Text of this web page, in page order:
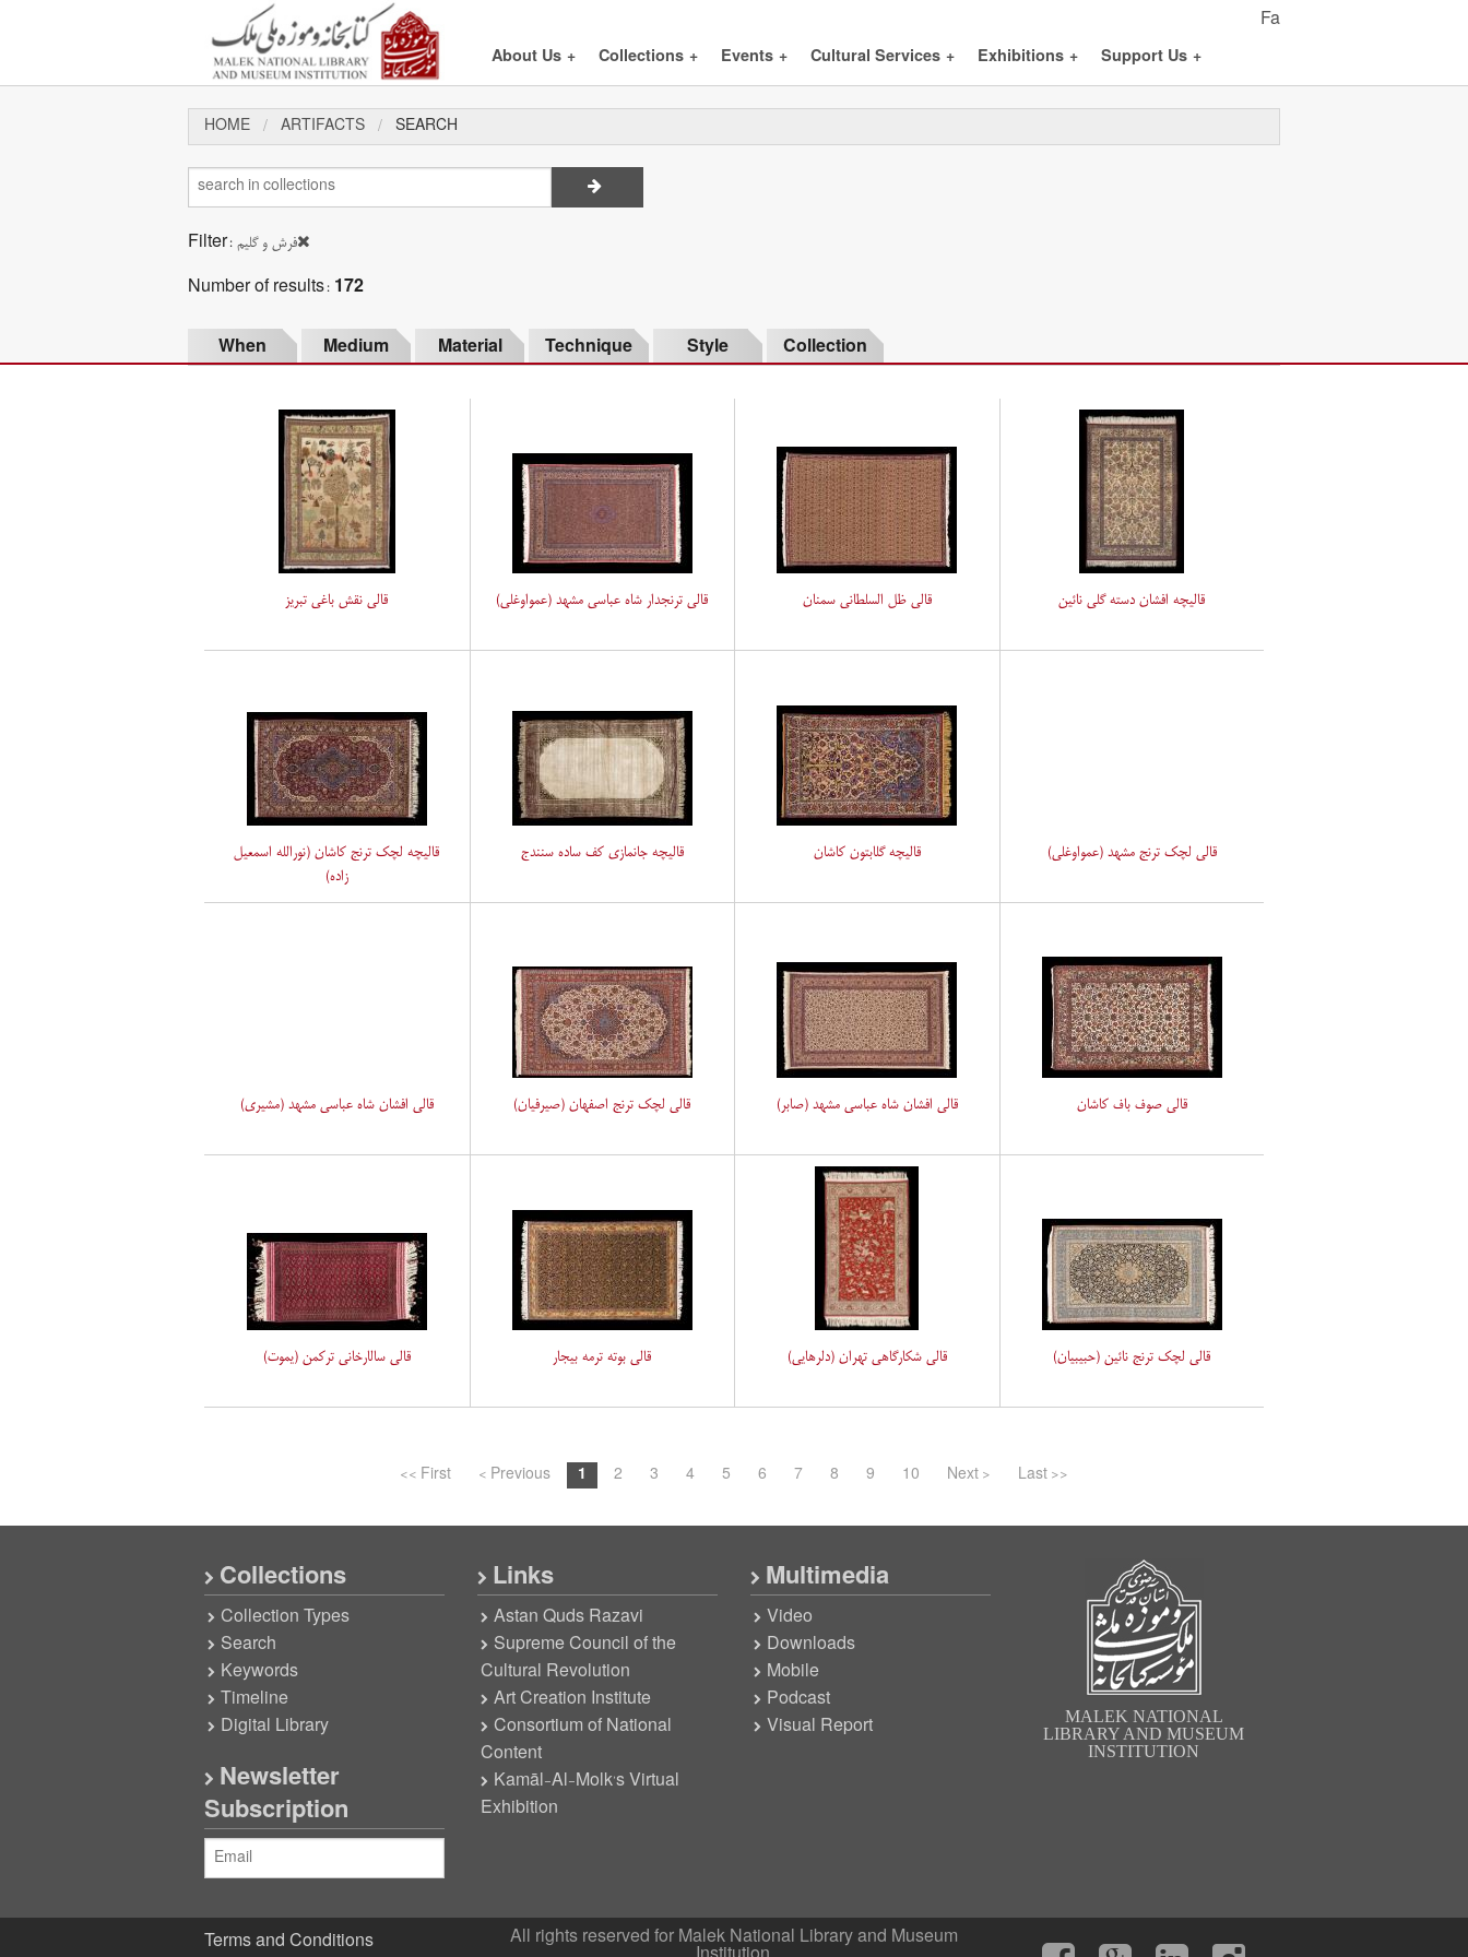
Fa
About Us + Collections + Events + Cultural Services + Exhibitions + Support Us +
HOME ARTIFACTS SEARCH
Filter:فرش و گلیم
Number of results: 172
When Medium Material Technique Style Collection
قالی نقش باغی تبریز قالی ترنجدار شاه عباسی مشهد (عمواوغلی) قالی ظل السلطانی سمنان قالیچه افشان دسته گلی نائین
قالیچه لچک ترنج کاشان (نورالله اسمعیل
زاده)
قالیچه جانمازی کف ساده سنندج قالیچه گلابتون کاشان قالی لچک ترنج مشهد (عمواوغلی)
قالی افشان شاه عباسی مشهد (مشیری) قالی لچک ترنج اصفهان (صیرفیان) قالی افشان شاه عباسی مشهد (صابر) قالی صوف باف کاشان
قالی سالارخانی ترکمن (یموت) قالی بوته ترمه بیجار قالی شکارگاهی تهران (دلرهایی) قالی لچک ترنج نائین (حبیبیان)
<< First < Previous 1 2 3 4 5 6 7 8 9 10 Next > Last >>
Collections
Collection Types
Search
Keywords
Timeline
Digital Library
Newsletter
Subscription
Links
Astan Quds Razavi
Supreme Council of the
Cultural Revolution
Art Creation Institute
Consortium of National
Content
Kamāl-Al-Molk’s Virtual
Exhibition
Multimedia
Video
Downloads
Mobile
Podcast
Visual Report
MALEK NATIONAL
LIBRARY AND MUSEUM
INSTITUTION
Terms and Conditions All rights reserved for Malek National Library and Museum